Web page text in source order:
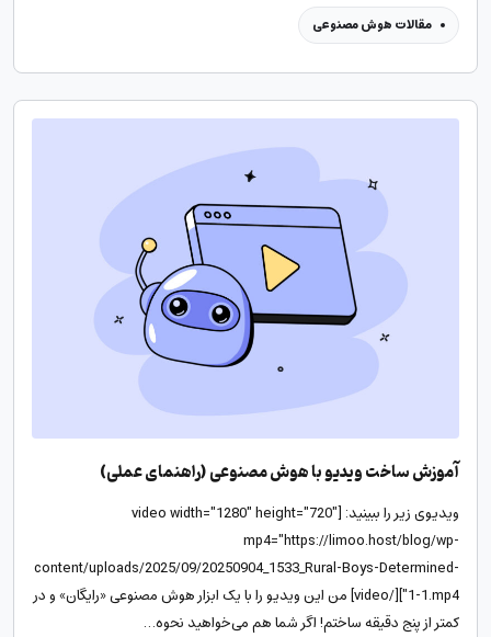
مقالات هوش مصنوعی
آموزش ساخت ویدیو با هوش مصنوعی (راهنمای عملی)
ویدیوی زیر را ببینید: [video width="1280" height="720"
mp4="https://limoo.host/blog/wp-
content/uploads/2025/09/20250904_1533_Rural-Boys-Determined-
1-1.mp4"][/video] من این ویدیو را با یک ابزار هوش مصنوعی «رایگان» و در
کمتر از پنج دقیقه ساختم! اگر شما هم می‌خواهید نحوه…